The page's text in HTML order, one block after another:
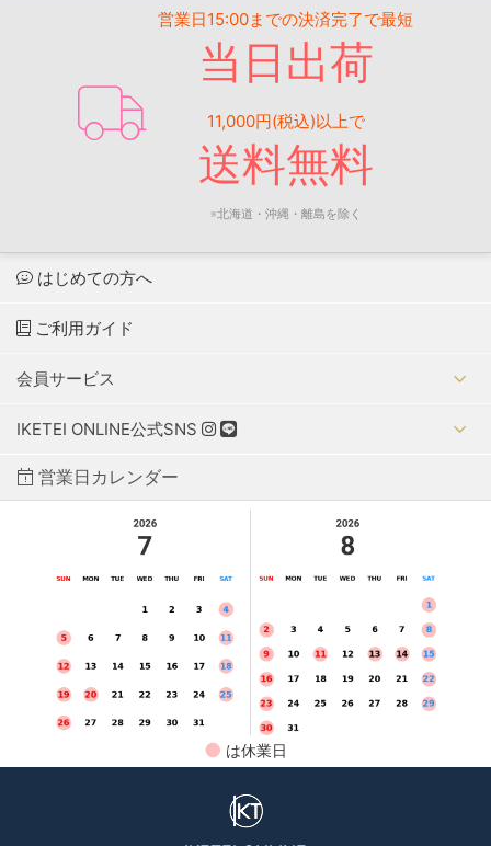
営業日15:00までの決済完了で最短
当日出荷
11,000円(税込)以上で
送料無料
※北海道・沖縄・離島を除く
はじめての方へ
ご利用ガイド
会員サービス
IKETEI ONLINE公式SNS
営業日カレンダー
● は休業日